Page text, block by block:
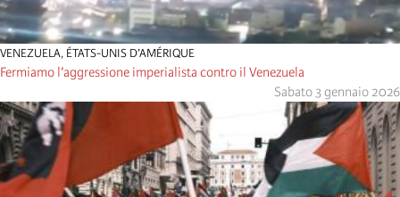
VENEZUELA, ÉTATS-UNIS D’AMÉRIQUE
Fermiamo l’aggressione imperialista contro il Venezuela
Sabato 3 gennaio 2026